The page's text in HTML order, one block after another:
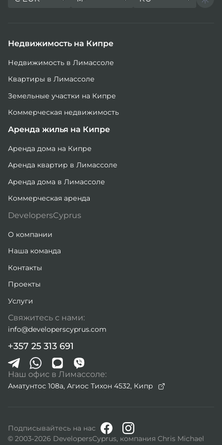
Недвижимость на Кипре
Недвижимость в Лимассоле
Квартиры в Лимассоле
Земельные участки на Кипре
Коммерческая недвижимость
Аренда жилья на Кипре
Аренда дома на Кипре
Аренда квартир в Лимассоле
Аренда дома в Лимассоле
Коммерческая аренда
DevelopersCyprus
О компании
Наша команда
Контакты
Проекты
Услуги
Свяжитесь с нами:
info@developerscyprus.com
+357 25 313 691
Наш офис в Лимассоле:
Аматунтос 108а, Агиос Тихон 4532, Кипр
Подписывайтесь на нас
© 2003-2026 DevelopersCyprus, компания Chris Michael